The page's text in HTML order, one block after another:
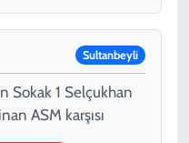
Sultanbeyli
Sokak 1 Selçukhan
ASM karşısı